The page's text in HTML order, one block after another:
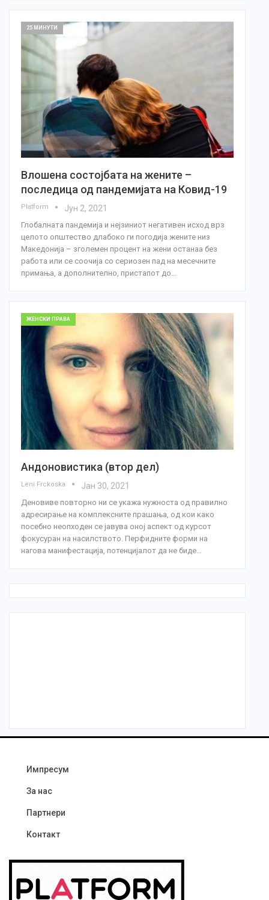
25 МИНУТИ
Влошена состојбата на жените –
последица од пандемијата на Ковид-19
Platform Јун 2, 2021
Глобалната пандемија и нејзиниот негативен исход врз
целото општество длабоко ги погодија жените низ
Македонија – зголемен процент на жени останаа без
работа или се соочија со сериозен пад на месечните
примања, а дополнително, пристапот до…
ЖЕНСКИ ПРАВА
Андоновистика (втор дел)
Leni Frckoska Јан 30, 2021
Деновиве повторно ни се укажа нужноста од правилно
адресирање на комплексните прашања, од кои како
посебно неопходен се јавува оној аспект од курсот
фокусуран на насилството. Перфидните форми на
нагова манифестација, потенцијалот да не биде…
Импресум
За нас
Партнери
Контакт